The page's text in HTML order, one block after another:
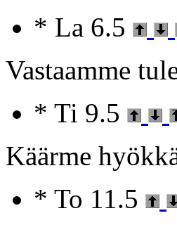
* La 6.5
Vastaamme
* Ti 9.5
Käärme
* To 11.5